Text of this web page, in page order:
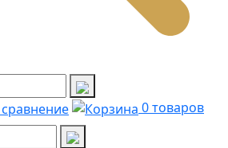
0товаров